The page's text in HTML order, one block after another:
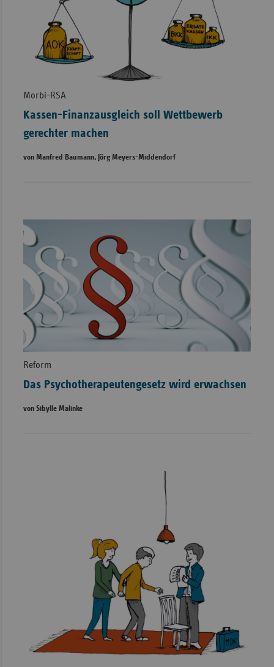
Morbi-RSA
Kassen-Finanzausgleich soll Wettbewerb
gerechter machen
von Manfred Baumann, Jörg Meyers-Middendorf
Reform
Das Psychotherapeutengesetz wird erwachsen
von Sibylle Malinke